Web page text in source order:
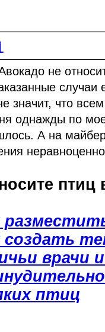
не
случаи
значит, что
однажды по
А на
птиц
создать
врачи
птиц